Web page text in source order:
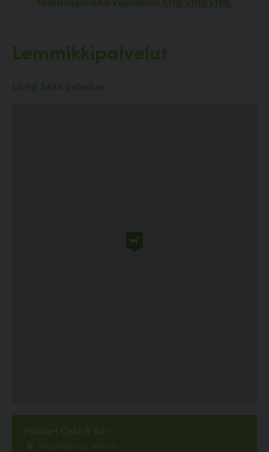
Lemmikkipalvelut
Löytyi 2494 palvelua
Pokkari Cafe & Bar
Mosaiikkitori 2, Helsinki